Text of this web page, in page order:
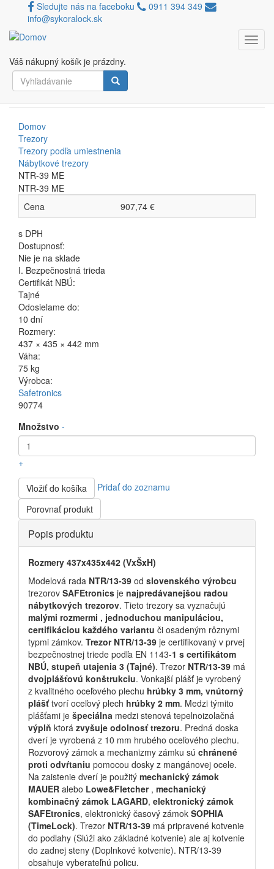
na
hlavný
obsah
Sledujte nás na faceboku
0911 394 349
info@sykoralock.sk
Váš nákupný košík je prázdny.
Vyhľadávanie
Porovnávač
NTR-39 ME
Domov
Trezory
Trezory podľa umiestnenia
Nábytkové trezory
NTR-39 ME
NTR-39 ME
Cena
907,74 €
s DPH
Dostupnosť:
Nie je na sklade
I. Bezpečnostná trieda
Certifikát NBÚ:
Tajné
Odosielame do:
10 dní
Rozmery:
437 × 435 × 442 mm
Váha:
75 kg
Výrobca:
Safetronics
90774
Množstvo -
+
Vložiť do košíka
Pridať do zoznamu
Porovnať produkt
Horizontal
Tabs
Popis produktu
Rozmery 437x435x442 (VxŠxH)
Modelová rada NTR/13-39 od slovenského výrobcu
trezorov SAFEtronics je najpredávanejšou radou
nábytkových trezorov. Tieto trezory sa vyznačujú
malými rozmermi , jednoduchou manipuláciou,
certifikáciou každého variantu či osadeným rôznymi
typmi zámkov. Trezor NTR/13-39 je certifikovaný v prvej
bezpečnostnej triede podľa EN 1143-1 s certifikátom
NBÚ, stupeň utajenia 3 (Tajné). Trezor NTR/13-39 má
dvojplášťovú konštrukciu. Vonkajší plášť je vyrobený
z kvalitného oceľového plechu hrúbky 3 mm, vnútorný
plášťtvorí oceľový plech hrúbky 2 mm. Medzi týmito
plášťami je špeciálna medzi stenová tepelnoizolačná
výplň ktorá zvyšuje odolnosť trezoru. Predná doska
dverí je vyrobená z 10 mm hrubého oceľového plechu.
Rozvorový zámok a mechanizmy zámku sú chránené
proti odvŕtaniu pomocou dosky z mangánovej ocele.
Na zaistenie dverí je použitý mechanický zámok
MAUER alebo Lowe&Fletcher , mechanický
kombinačný zámok LAGARD, elektronický zámok
SAFEtronics, elektronický časový zámok SOPHIA
(TimeLock). Trezor NTR/13-39 má pripravené kotvenie
do podlahy (Slúži ako základné kotvenie) ale aj kotvenie
do zadnej steny (Doplnkové kotvenie). NTR/13-39
obsahuje vyberateľnú policu.